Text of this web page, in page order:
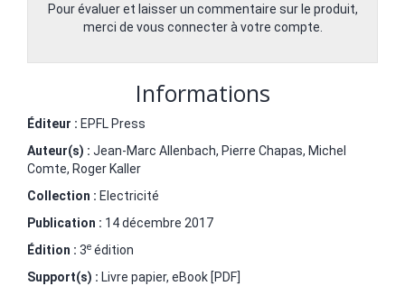
Pour évaluer et laisser un commentaire sur le produit,
merci de vous connecter à votre compte.
Informations
Éditeur : EPFL Press
Auteur(s) : Jean-Marc Allenbach, Pierre Chapas, Michel
Comte, Roger Kaller
Collection : Electricité
Publication : 14 décembre 2017
Édition : 3e édition
Support(s) : Livre papier, eBook [PDF]